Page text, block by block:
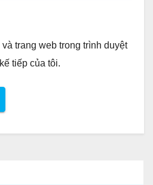
trang web trong trình duyệt
tiếp của tôi.